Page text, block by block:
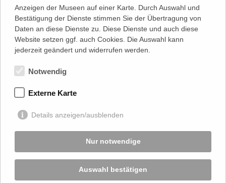
Andere Bildungsangebote finden
MUSEUMSVERBAND
Startseite
Anzeigen der Museen auf einer Karte. Durch Auswahl und
Bestätigung der Dienste stimmen Sie der Übertragung von
Daten an diese Dienste zu. Diese Dienste und auch diese
Website setzen ggf. auch Cookies. Die Auswahl kann
jederzeit geändert und widerrufen werden.
Notwendig
Externe Karte
Details anzeigen/ausblenden
Nur notwendige
Auswahl bestätigen